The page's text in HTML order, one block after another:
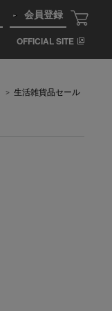
OFFICIAL SITE
会員登録
> 生活雑貨品セール